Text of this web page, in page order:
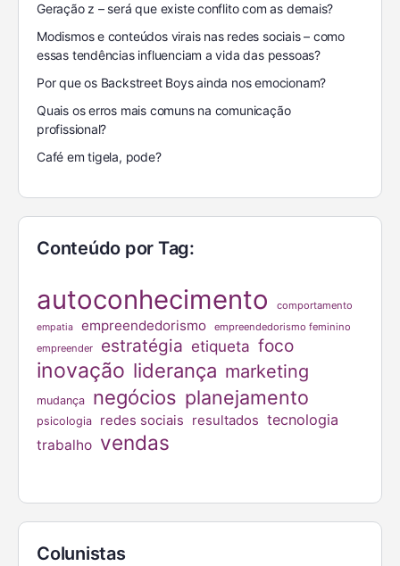
Geração z – será que existe conflito com as demais?
Modismos e conteúdos virais nas redes sociais – como
essas tendências influenciam a vida das pessoas?
Por que os Backstreet Boys ainda nos emocionam?
Quais os erros mais comuns na comunicação
profissional?
Café em tigela, pode?
Conteúdo por Tag:
autoconhecimento comportamento
empatia empreendedorismo
empreendedorismo feminino
empreender
estratégia etiqueta foco
inovação liderança marketing
mudança negócios planejamento
psicologia redes sociais resultados tecnologia
trabalho vendas
Colunistas